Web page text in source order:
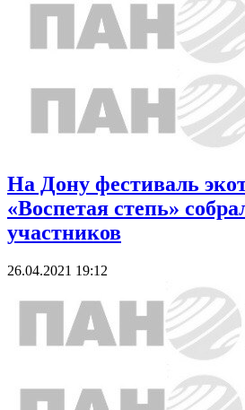
На Дону фестиваль
«Воспетая степь»
участников
26.04.2021 19:12